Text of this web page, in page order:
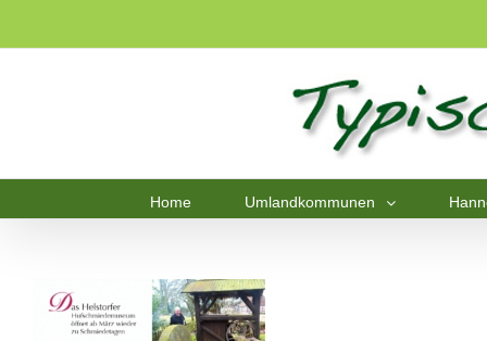
Home Umlandkommunen